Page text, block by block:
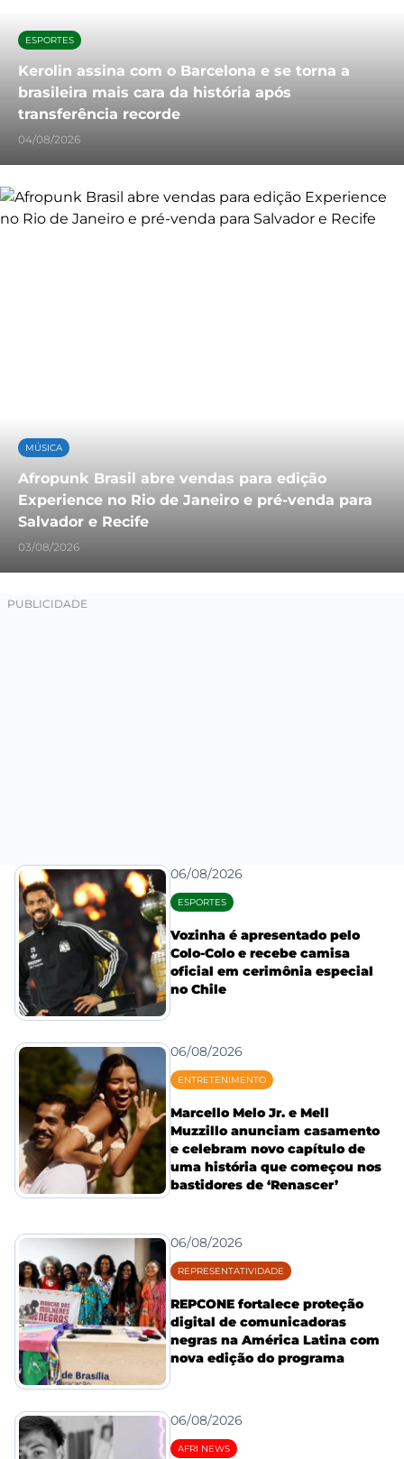
ESPORTES
Kerolin assina com o Barcelona e se torna a
brasileira mais cara da história após
transferência recorde
04/08/2026
MÚSICA
Afropunk Brasil abre vendas para edição
Experience no Rio de Janeiro e pré-venda para
Salvador e Recife
03/08/2026
06/08/2026
ESPORTES
Vozinha é apresentado pelo
Colo-Colo e recebe camisa
oficial em cerimônia especial
no Chile
06/08/2026
ENTRETENIMENTO
Marcello Melo Jr. e Mell
Muzzillo anunciam casamento
e celebram novo capítulo de
uma história que começou nos
bastidores de ‘Renascer’
06/08/2026
REPRESENTATIVIDADE
REPCONE fortalece proteção
digital de comunicadoras
negras na América Latina com
nova edição do programa
06/08/2026
AFRI NEWS